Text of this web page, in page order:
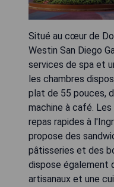
Situé au cœur de
Westin San Diego
services de spa et
les chambres
plat de 55 pouces,
machine à café.
repas rapides à
propose des
pâtisseries et des
dispose également
artisanaux et une